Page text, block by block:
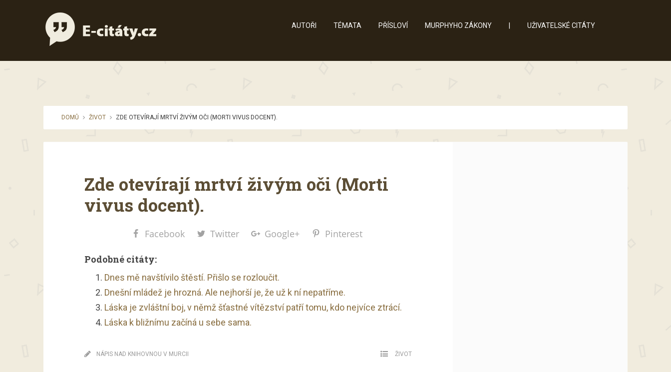
AUTOŘI TÉMATA PŘÍSLOVÍ MURPHYHO ZÁKONY UŽIVATELSKÉ CITÁTY
DOMŮ ŽIVOT ZDE OTEVÍRAJÍ MRTVÍ ŽIVÝM OČI (MORTI VIVUS DOCENT).
Zde otevírají mrtví živým oči (Morti
vivus docent).
Facebook Twitter Google+ Pinterest
Podobné citáty:
Dnes mě navštívilo štěstí. Přišlo se rozloučit.
Dnešní mládež je hrozná. Ale nejhorší je, že už k ní nepatříme.
Láska je zvláštní boj, v němž šťastné vítězství patří tomu, kdo nejvíce ztrácí.
Láska k bližnímu začíná u sebe sama.
NÁPIS NAD KNIHOVNOU V MURCII ŽIVOT